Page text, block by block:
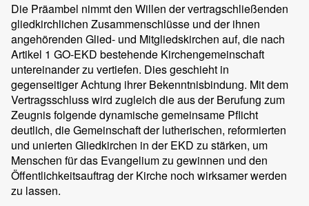
Die Präambel nimmt den Willen der vertragschließenden
gliedkirchlichen Zusammenschlüsse und der ihnen
angehörenden Glied- und Mitgliedskirchen auf, die nach
Artikel 1 GO-EKD bestehende Kirchengemeinschaft
untereinander zu vertiefen. Dies geschieht in
gegenseitiger Achtung ihrer Bekenntnisbindung. Mit dem
Vertragsschluss wird zugleich die aus der Berufung zum
Zeugnis folgende dynamische gemeinsame Pflicht
deutlich, die Gemeinschaft der lutherischen, reformierten
und unierten Gliedkirchen in der EKD zu stärken, um
Menschen für das Evangelium zu gewinnen und den
Öffentlichkeitsauftrag der Kirche noch wirksamer werden
zu lassen.